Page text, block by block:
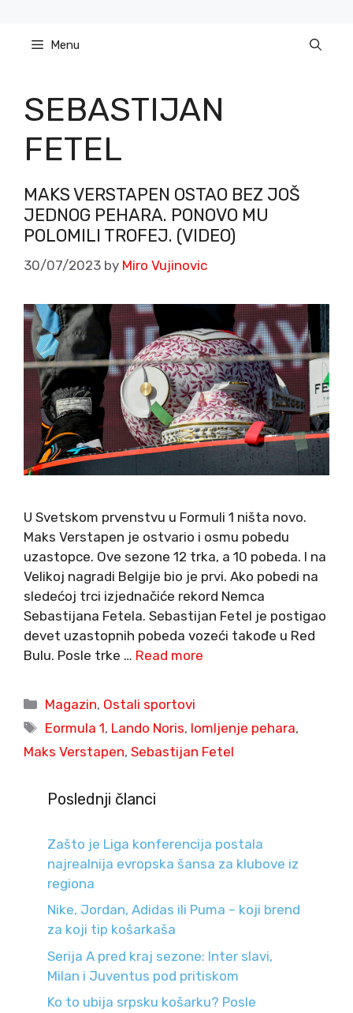
content Menu
SEBASTIJAN
FETEL
MAKS VERSTAPEN OSTAO BEZ JOŠ
JEDNOG PEHARA. PONOVO MU
POLOMILI TROFEJ. (VIDEO)
30/07/2023 by Miro Vujinovic
U Svetskom prvenstvu u Formuli 1 ništa novo.
Maks Verstapen je ostvario i osmu pobedu
uzastopce. Ove sezone 12 trka, a 10 pobeda. I na
Velikoj nagradi Belgije bio je prvi. Ako pobedi na
sledećoj trci izjednačiće rekord Nemca
Sebastijana Fetela. Sebastijan Fetel je postigao
devet uzastopnih pobeda vozeći takođe u Red
Bulu. Posle trke … Read more
Categories
Magazin, Ostali sportovi
Tags
Eormula 1, Lando Noris, lomljenje pehara,
Maks Verstapen, Sebastijan Fetel
Poslednji članci
Zašto je Liga konferencija postala
najrealnija evropska šansa za klubove iz
regiona
Nike, Jordan, Adidas ili Puma – koji brend
za koji tip košarkaša
Serija A pred kraj sezone: Inter slavi,
Milan i Juventus pod pritiskom
Ko to ubija srpsku košarku? Posle